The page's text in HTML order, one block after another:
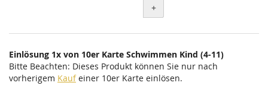
+
Einlösung 1x von 10er Karte Schwimmen Kind (4-11)
Bitte Beachten: Dieses Produkt können Sie nur nach
vorherigem Kaufeiner 10er Karte einlösen.